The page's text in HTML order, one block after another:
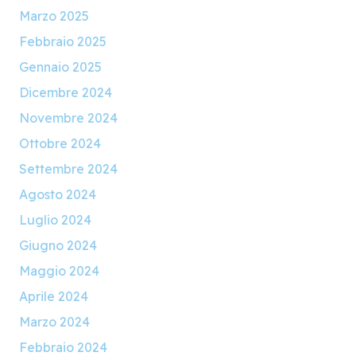
Marzo 2025
Febbraio 2025
Gennaio 2025
Dicembre 2024
Novembre 2024
Ottobre 2024
Settembre 2024
Agosto 2024
Luglio 2024
Giugno 2024
Maggio 2024
Aprile 2024
Marzo 2024
Febbraio 2024